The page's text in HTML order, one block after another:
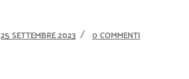
25 SETTEMBRE 2023 0 COMMENTI